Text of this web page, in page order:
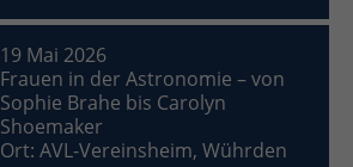
19 Mai 2026
Frauen in der Astronomie – von
Sophie Brahe bis Carolyn
Shoemaker
Ort: AVL-Vereinsheim, Wührden